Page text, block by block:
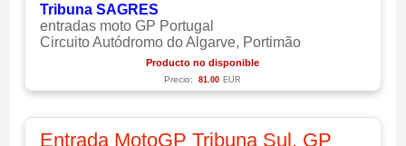
Tribuna SAGRES
entradas moto GP Portugal
Circuito Autódromo do Algarve, Portimão
Producto no disponible
Precio: 81.00 EUR
Entrada MotoGP Tribuna Sul, GP